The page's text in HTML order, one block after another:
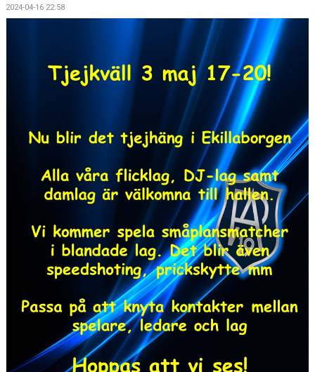
KALENDER
BILDGALLERI
RA19 PROFILSHOP STADIUM
2024-04-16 22:58